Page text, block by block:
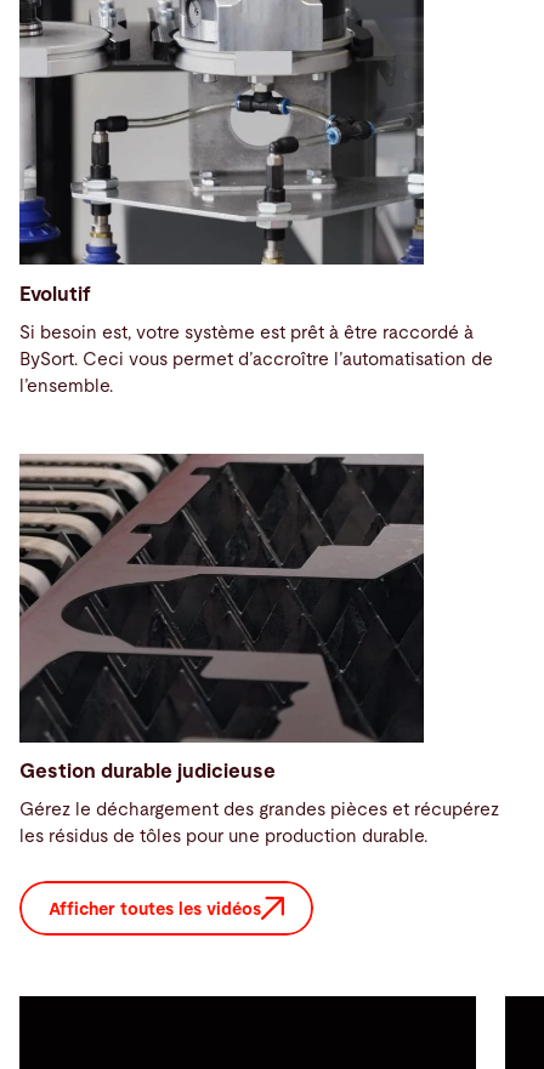
Evolutif
Si besoin est, votre système est prêt à être raccordé à
BySort. Ceci vous permet d’accroître l’automatisation de
l’ensemble.
Gestion durable judicieuse
Gérez le déchargement des grandes pièces et récupérez
les résidus de tôles pour une production durable.
Afficher toutes les vidéos